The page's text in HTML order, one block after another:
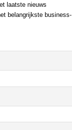
laatste nieuws
belangrijkste business-